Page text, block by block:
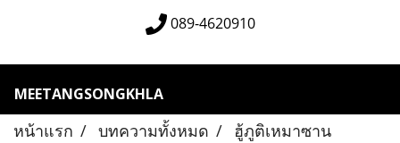
089-4620910
MEETANGSONGKHLA
หน้าแรก บทความทั้งหมด
ฮู้ภูติเหมาซาน